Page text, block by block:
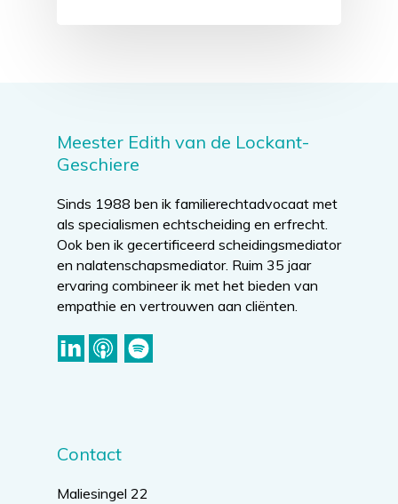
Meester Edith van de Lockant-
Geschiere
Sinds 1988 ben ik familierechtadvocaat met
als specialismen echtscheiding en erfrecht.
Ook ben ik gecertificeerd scheidingsmediator
en nalatenschapsmediator. Ruim 35 jaar
ervaring combineer ik met het bieden van
empathie en vertrouwen aan cliënten.
Contact
Maliesingel 22